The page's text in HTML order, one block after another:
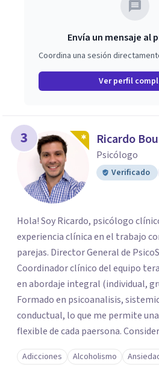
Envía un mensaje al
Coordina una sesión
Ver perfil
3 Ricardo
Psicólogo
Verificado
Hola! Soy Ricardo, psicólogo
experiencia clínica en el trabajo
parejas. Director General de
Coordinador clínico del equipo
en abordaje integral (individual,
Formado en psicoanalisis,
conductual, lo que me permite
flexible de cada paersona. Considero la terapia como un
espacio de escucha, construcción
adpatando el contexto de cada
Adicciones Alcoholismo